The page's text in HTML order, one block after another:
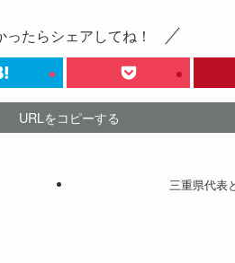
ったらシェアしてね！
URLをコピーする
三重県代表